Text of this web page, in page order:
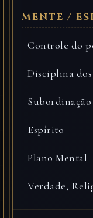
Controle do
Disciplina
Espírito
Plano Mental
Verdade,